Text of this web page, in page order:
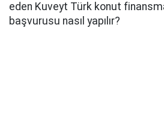
eden Kuveyt Türk konut
başvurusu nasıl yapılır?